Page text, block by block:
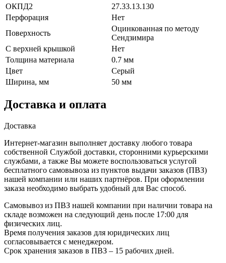
ОКПД2
27.33.13.130
Перфорация
Нет
Поверхность
Оцинкованная по методу
Сендзимира
С верхней крышкой
Нет
Толщина материала
0.7 мм
Цвет
Серый
Ширина, мм
50 мм
Доставка и оплата
Доставка
Интернет-магазин выполняет доставку любого товара
собственной Службой доставки, сторонними курьерскими
службами, а также Вы можете воспользоваться услугой
бесплатного самовывоза из пунктов выдачи заказов (ПВЗ)
нашей компании или наших партнёров. При оформлении
заказа необходимо выбрать удобный для Вас способ.
Самовывоз из ПВЗ нашей компании при наличии товара на
складе возможен на следующий день после 17:00 для
физических лиц.
Время получения заказов для юридических лиц
согласовывается с менеджером.
Срок хранения заказов в ПВЗ – 15 рабочих дней.